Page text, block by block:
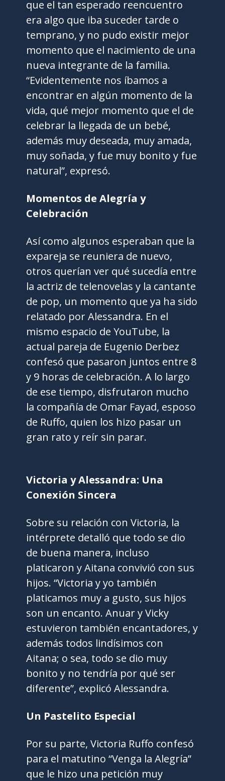
que el tan esperado reencuentro
era algo que iba suceder tarde o
temprano, y no pudo existir mejor
momento que el nacimiento de una
nueva integrante de la familia.
“Evidentemente nos íbamos a
encontrar en algún momento de la
vida, qué mejor momento que el de
celebrar la llegada de un bebé,
además muy deseada, muy amada,
muy soñada, y fue muy bonito y fue
natural”, expresó.
Momentos de Alegría y
Celebración
Así como algunos esperaban que la
expareja se reuniera de nuevo,
otros querían ver qué sucedía entre
la actriz de telenovelas y la cantante
de pop, un momento que ya ha sido
relatado por Alessandra. En el
mismo espacio de YouTube, la
actual pareja de Eugenio Derbez
confesó que pasaron juntos entre 8
y 9 horas de celebración. A lo largo
de ese tiempo, disfrutaron mucho
la compañía de Omar Fayad, esposo
de Ruffo, quien los hizo pasar un
gran rato y reír sin parar.
Victoria y Alessandra: Una
Conexión Sincera
Sobre su relación con Victoria, la
intérprete detalló que todo se dio
de buena manera, incluso
platicaron y Aitana convivió con sus
hijos. “Victoria y yo también
platicamos muy a gusto, sus hijos
son un encanto. Anuar y Vicky
estuvieron también encantadores, y
además todos lindísimos con
Aitana; o sea, todo se dio muy
bonito y no tendría por qué ser
diferente”, explicó Alessandra.
Un Pastelito Especial
Por su parte, Victoria Ruffo confesó
para el matutino “Venga la Alegría”
que le hizo una petición muy